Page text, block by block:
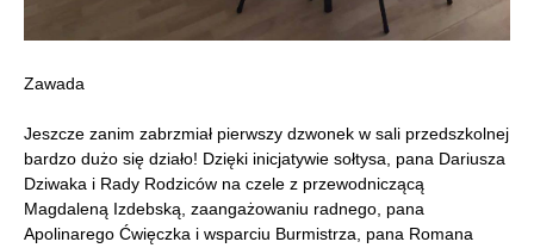
Zawada
Jeszcze zanim zabrzmiał pierwszy dzwonek w sali przedszkolnej
bardzo dużo się działo! Dzięki inicjatywie sołtysa, pana Dariusza
Dziwaka i Rady Rodziców na czele z przewodniczącą
Magdaleną Izdebską, zaangażowaniu radnego, pana
Apolinarego Ćwięczka i wsparciu Burmistrza, pana Romana